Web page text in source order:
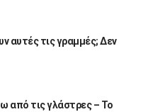
αυτές τις γραμμές; Δεν
από τις γλάστρες – Το